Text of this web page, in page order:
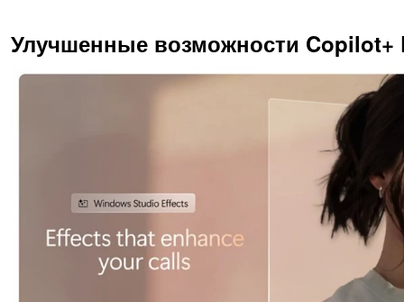
Улучшенные возможности Copilot+